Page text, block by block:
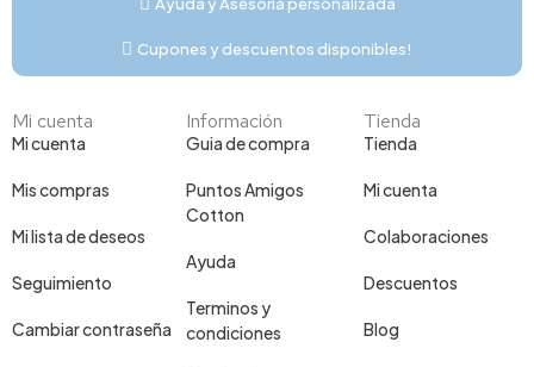
Cupones y descuentos disponibles!
Mi cuenta
Mi cuenta
Mis compras
Mi lista de deseos
Seguimiento
Cambiar contraseña
Información
Guia de compra
Puntos Amigos
Cotton
Ayuda
Terminos y
condiciones
Tienda
Tienda
Mi cuenta
Colaboraciones
Descuentos
Blog